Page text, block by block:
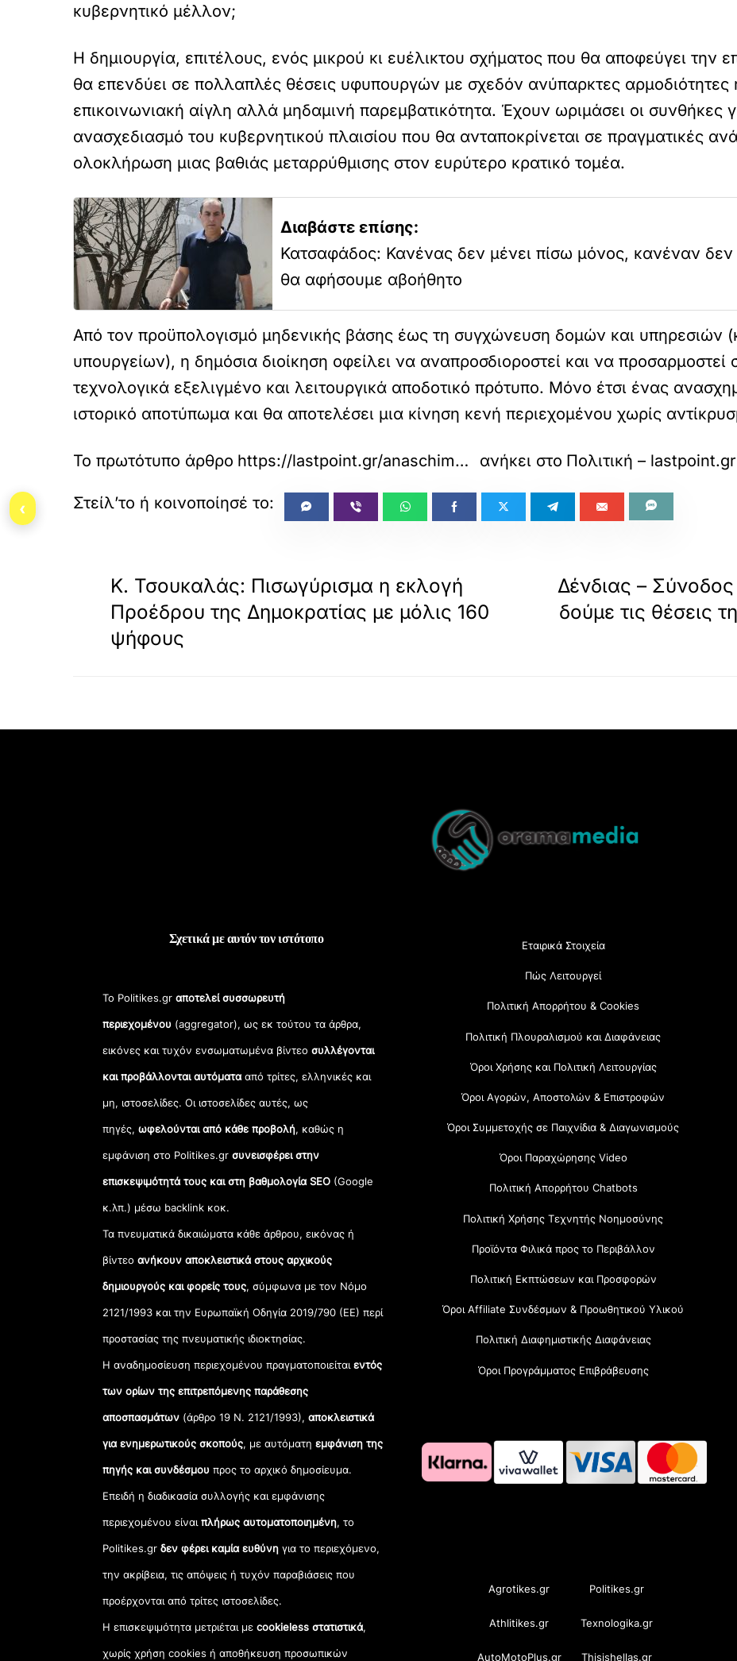
κυβερνητικό μέλλον;
Η δημιουργία, επιτέλους, ενός μικρού κι ευέλικτου σχήματος που θα αποφεύγει την
θα επενδύει σε πολλαπλές θέσεις υφυπουργών με σχεδόν ανύπαρκτες αρμοδιότητες
επικοινωνιακή αίγλη αλλά μηδαμινή παρεμβατικότητα. Έχουν ωριμάσει οι συνθήκες
ανασχεδιασμό του κυβερνητικού πλαισίου που θα ανταποκρίνεται σε πραγματικές
ολοκλήρωση μιας βαθιάς μεταρρύθμισης στον ευρύτερο κρατικό τομέα.
Διαβάστε επίσης:
Κατσαφάδος: Κανένας δεν μένει πίσω μόνος, κανέναν δεν
θα αφήσουμε αβοήθητο
Από τον προϋπολογισμό μηδενικής βάσης έως τη συγχώνευση δομών και υπηρεσιών
υπουργείων), η δημόσια διοίκηση οφείλει να αναπροσδιοροστεί και να
τεχνολογικά εξελιγμένο και λειτουργικά αποδοτικό πρότυπο. Μόνο έτσι ένας
ιστορικό αποτύπωμα και θα αποτελέσει μια κίνηση κενή περιεχομένου χωρίς
Το πρωτότυπο άρθρο https://lastpoint.gr/anaschimatismos-giati/?utm_source=rss&utm_medium=rss&utm_campaign=anaschimatismos-giati ανήκει στο Πολιτική – lastpoint.gr
Κ. Τσουκαλάς: Πισωγύρισμα η εκλογή
Προέδρου της Δημοκρατίας με μόλις 160
ψήφους
Δένδιας –
δούμε τις θέσεις
Top
Σχετικά με αυτόν τον ιστότοπο
Το Politikes.grαποτελεί συσσωρευτή
περιεχομένου (aggregator), ως εκ τούτου τα άρθρα,
εικόνες και τυχόν ενσωματωμένα βίντεοσυλλέγονται
και προβάλλονται αυτόματααπό τρίτες, ελληνικές και
μη, ιστοσελίδες. Οι ιστοσελίδες αυτές, ως
πηγές,ωφελούνται από κάθε προβολή, καθώς η
εμφάνιση στο Politikes.gr συνεισφέρει στην
επισκεψιμότητά τους και στη βαθμολογία SEO (Google
κ.λπ.) μέσω backlink κοκ.
Τα πνευματικά δικαιώματα κάθε άρθρου, εικόνας ή
βίντεοανήκουν αποκλειστικά στους αρχικούς
δημιουργούς και φορείς τους, σύμφωνα με τον Νόμο
2121/1993 και την Ευρωπαϊκή Οδηγία 2019/790 (ΕΕ) περί
προστασίας της πνευματικής ιδιοκτησίας.
Η αναδημοσίευση περιεχομένου πραγματοποιείταιεντός
των ορίων της επιτρεπόμενης παράθεσης
αποσπασμάτων (άρθρο 19 Ν. 2121/1993), αποκλειστικά
για ενημερωτικούς σκοπούς, με αυτόματηεμφάνιση της
πηγής και συνδέσμου προς το αρχικό δημοσίευμα.
Επειδή η διαδικασία συλλογής και εμφάνισης
περιεχομένου είναιπλήρως αυτοματοποιημένη, το
Politikes.grδεν φέρει καμία ευθύνη για το περιεχόμενο,
την ακρίβεια, τις απόψεις ή τυχόν παραβιάσεις που
προέρχονται από τρίτες ιστοσελίδες.
Η επισκεψιμότητα μετριέται μεcookieless στατιστικά,
χωρίς χρήση cookies ή αποθήκευση προσωπικών
Εταιρικά Στοιχεία
Πώς Λειτουργεί
Πολιτική Απορρήτου & Cookies
Πολιτική Πλουραλισμού και Διαφάνειας
Όροι Χρήσης και Πολιτική Λειτουργίας
Όροι Αγορών, Αποστολών & Επιστροφών
Όροι Συμμετοχής σε Παιχνίδια & Διαγωνισμούς
Όροι Παραχώρησης Video
Πολιτική Απορρήτου Chatbots
Πολιτική Χρήσης Τεχνητής Νοημοσύνης
Προϊόντα Φιλικά προς το Περιβάλλον
Πολιτική Εκπτώσεων και Προσφορών
Όροι Affiliate Συνδέσμων & Προωθητικού Υλικού
Πολιτική Διαφημιστικής Διαφάνειας
Όροι Προγράμματος Επιβράβευσης
Agrotikes.gr Politikes.gr
Athlitikes.gr Texnologika.gr
AutoMotoPlus.gr Thisishellas.gr
‹